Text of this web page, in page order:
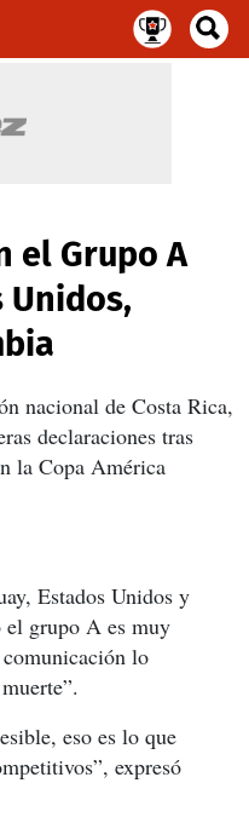
el Grupo A
Unidos,
nacional de Costa Rica,
declaraciones tras
la Copa América
Estados Unidos y
el grupo A es muy
lo
eso es lo que
expresó